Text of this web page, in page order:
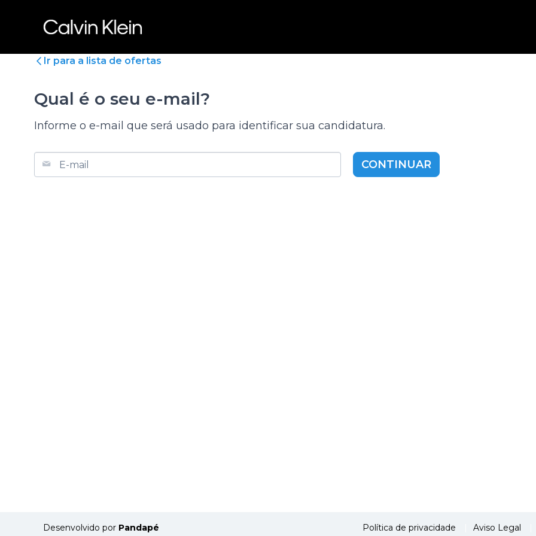
Ir para a lista de ofertas
Qual é o seu e-mail?
Informe o e-mail que será usado para identificar sua candidatura.
E-mail CONTINUAR
Desenvolvido por Pandapé Política de privacidade Aviso Legal